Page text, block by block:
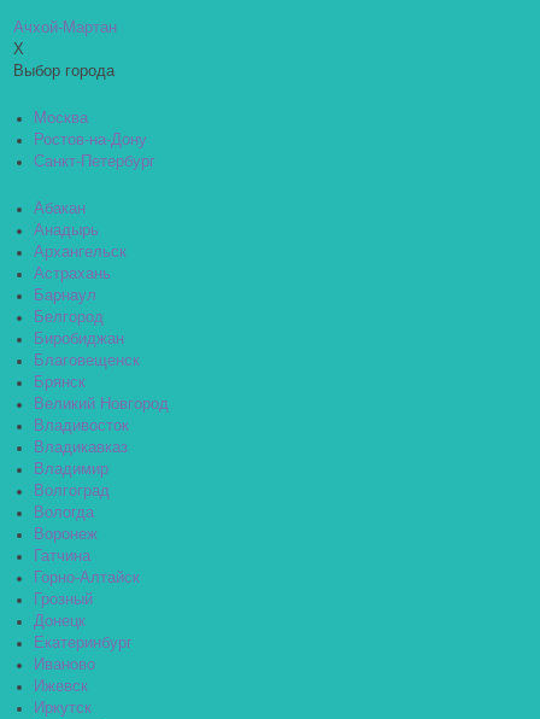
Ачхой-Мартан
X
Выбор города
Москва
Ростов-на-Дону
Санкт-Петербург
Абакан
Анадырь
Архангельск
Астрахань
Барнаул
Белгород
Биробиджан
Благовещенск
Брянск
Великий Новгород
Владивосток
Владикавказ
Владимир
Волгоград
Вологда
Воронеж
Гатчина
Горно-Алтайск
Грозный
Донецк
Екатеринбург
Иваново
Ижевск
Иркутск